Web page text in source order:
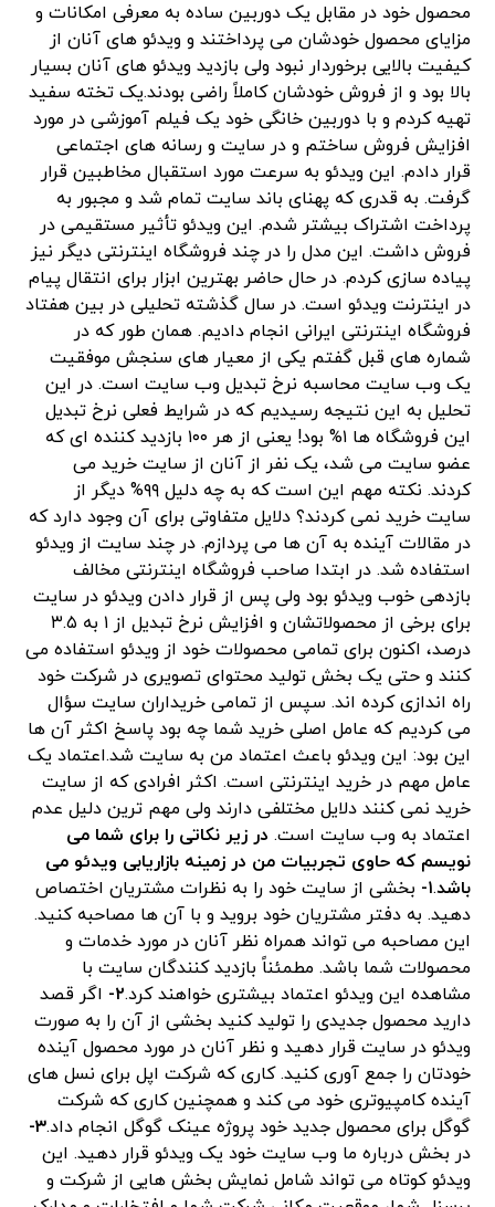
محصول خود در مقابل یک دوربین ساده به معرفی امکانات و
مزایای محصول خودشان می پرداختند و ویدئو های آنان از
کیفیت بالایی برخوردار نبود ولی بازدید ویدئو های آنان بسیار
بالا بود و از فروش خودشان کاملاً راضی بودند.یک تخته سفید
تهیه کردم و با دوربین خانگی خود یک فیلم آموزشی در مورد
افزایش فروش ساختم و در سایت و رسانه های اجتماعی
قرار دادم. این ویدئو به سرعت مورد استقبال مخاطبین قرار
گرفت. به قدری که پهنای باند سایت تمام شد و مجبور به
پرداخت اشتراک بیشتر شدم. این ویدئو تأثیر مستقیمی در
فروش داشت. این مدل را در چند فروشگاه اینترنتی دیگر نیز
پیاده سازی کردم. در حال حاضر بهترین ابزار برای انتقال پیام
در اینترنت ویدئو است. در سال گذشته تحلیلی در بین هفتاد
فروشگاه اینترنتی ایرانی انجام دادیم. همان طور که در
شماره های قبل گفتم یکی از معیار های سنجش موفقیت
یک وب سایت محاسبه نرخ تبدیل وب سایت است. در این
تحلیل به این نتیجه رسیدیم که در شرایط فعلی نرخ تبدیل
این فروشگاه ها ۱% بود! یعنی از هر ۱۰۰ بازدید کننده ای که
عضو سایت می شد، یک نفر از آنان از سایت خرید می
کردند. نکته مهم این است که به چه دلیل ۹۹% دیگر از
سایت خرید نمی کردند؟ دلایل متفاوتی برای آن وجود دارد که
در مقالات آینده به آن ها می پردازم. در چند سایت از ویدئو
استفاده شد. در ابتدا صاحب فروشگاه اینترنتی مخالف
بازدهی خوب ویدئو بود ولی پس از قرار دادن ویدئو در سایت
برای برخی از محصولاتشان و افزایش نرخ تبدیل از ۱ به ۳.۵
درصد، اکنون برای تمامی محصولات خود از ویدئو استفاده می
کنند و حتی یک بخش تولید محتوای تصویری در شرکت خود
راه اندازی کرده اند. سپس از تمامی خریداران سایت سؤال
می کردیم که عامل اصلی خرید شما چه بود پاسخ اکثر آن ها
این بود: این ویدئو باعث اعتماد من به سایت شد.اعتماد یک
عامل مهم در خرید اینترنتی است. اکثر افرادی که از سایت
خرید نمی کنند دلایل مختلفی دارند ولی مهم ترین دلیل عدم
اعتماد به وب سایت است. در زیر نکاتی را برای شما می
نویسم که حاوی تجربیات من در زمینه بازاریابی ویدئو می
باشد.۱- بخشی از سایت خود را به نظرات مشتریان اختصاص
دهید. به دفتر مشتریان خود بروید و با آن ها مصاحبه کنید.
این مصاحبه می تواند همراه نظر آنان در مورد خدمات و
محصولات شما باشد. مطمئناً بازدید کنندگان سایت با
مشاهده این ویدئو اعتماد بیشتری خواهند کرد.۲- اگر قصد
دارید محصول جدیدی را تولید کنید بخشی از آن را به صورت
ویدئو در سایت قرار دهید و نظر آنان در مورد محصول آینده
خودتان را جمع آوری کنید. کاری که شرکت اپل برای نسل های
آینده کامپیوتری خود می کند و همچنین کاری که شرکت
گوگل برای محصول جدید خود پروژه عینک گوگل انجام داد.۳-
در بخش درباره ما وب سایت خود یک ویدئو قرار دهید. این
ویدئو کوتاه می تواند شامل نمایش بخش هایی از شرکت و